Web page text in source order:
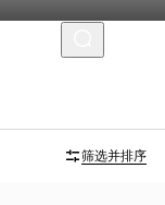
筛选并排序